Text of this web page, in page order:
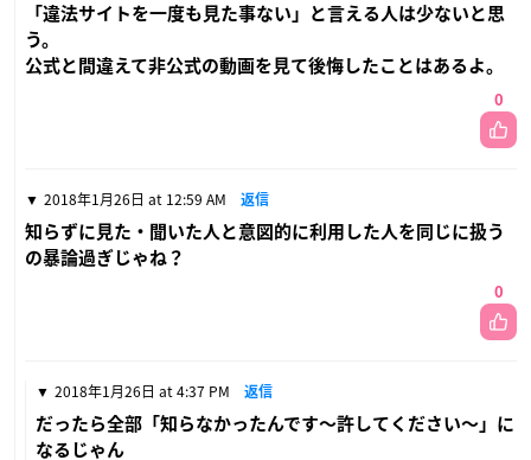
「違法サイトを一度も見た事ない」と言える人は少ないと思
う。
公式と間違えて非公式の動画を見て後悔したことはあるよ。
0
2018年1月26日 at 12:59 AM 返信
知らずに見た・聞いた人と意図的に利用した人を同じに扱う
の暴論過ぎじゃね？
0
2018年1月26日 at 4:37 PM 返信
だったら全部「知らなかったんです〜許してください〜」に
なるじゃん